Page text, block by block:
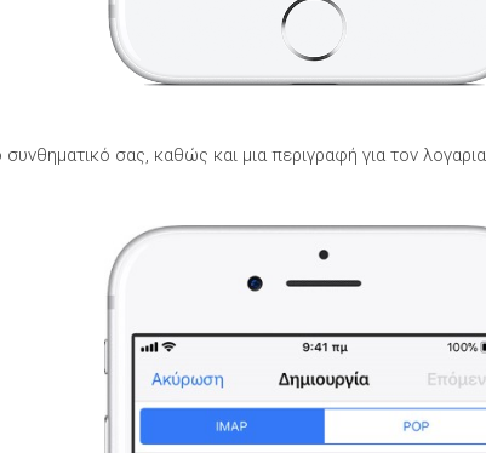
σας, καθώς και μια περιγραφή για τον